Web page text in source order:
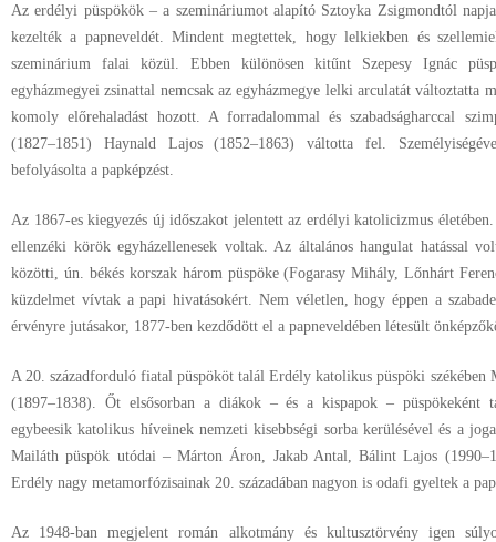
Az erdélyi püspökök – a szemináriumot alapító Sztoyka Zsigmondtól
kezelték a papneveldét. Mindent megtettek, hogy lelkiekben és
szeminárium falai közül. Ebben különösen kitűnt Szepesy Ignác
egyházmegyei zsinattal nemcsak az egyházmegye lelki arculatát változtatta
komoly előrehaladást hozott. A forradalommal és szabadságharccal
(1827–1851) Haynald Lajos (1852–1863) váltotta fel.
befolyásolta a papképzést.
Az 1867-es kiegyezés új időszakot jelentett az erdélyi katolicizmus
ellenzéki körök egyházellenesek voltak. Az általános hangulat hatással
közötti, ún. békés korszak három püspöke (Fogarasy Mihály, Lőnhárt
küzdelmet vívtak a papi hivatásokért. Nem véletlen, hogy éppen a
érvényre jutásakor, 1877-ben kezdődött el a papneveldében létesült
A 20. századforduló fiatal püspököt talál Erdély katolikus püspöki székében
(1897–1838). Őt elsősorban a diákok – és a kispapok – püspökeként
egybeesik katolikus híveinek nemzeti kisebbségi sorba kerülésével és a
Mailáth püspök utódai – Márton Áron, Jakab Antal, Bálint Lajos
Erdély nagy metamorfózisainak 20. századában nagyon is odafi gyeltek a
Az 1948-ban megjelent román alkotmány és kultusztörvény igen